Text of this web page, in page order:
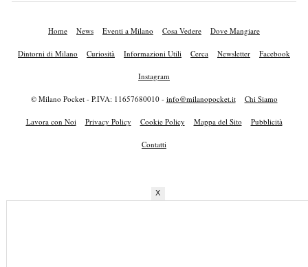
Home News Eventi a Milano Cosa Vedere Dove Mangiare
Dintorni di Milano Curiosità Informazioni Utili Cerca Newsletter Facebook
Instagram
© Milano Pocket - P.IVA: 11657680010 - info@milanopocket.it Chi Siamo
Lavora con Noi Privacy Policy Cookie Policy Mappa del Sito Pubblicità
Contatti
X